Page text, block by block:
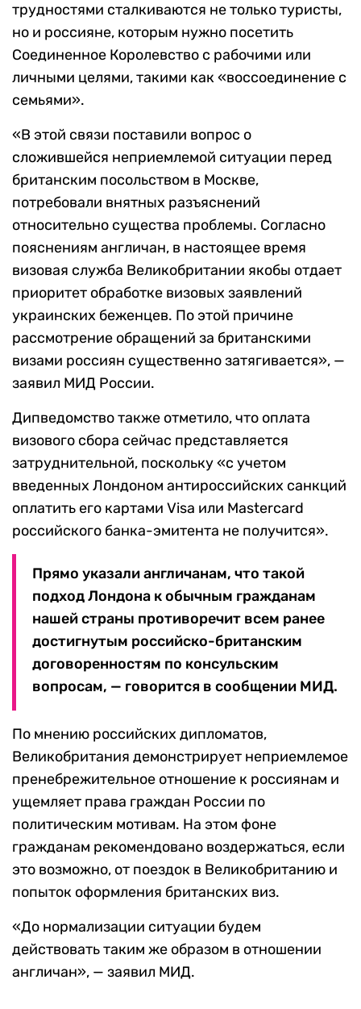
трудностями сталкиваются не только туристы,
но и россияне, которым нужно посетить
Соединенное Королевство с рабочими или
личными целями, такими как «воссоединение с
семьями».
«В этой связи поставили вопрос о
сложившейся неприемлемой ситуации перед
британским посольством в Москве,
потребовали внятных разъяснений
относительно существа проблемы. Согласно
пояснениям англичан, в настоящее время
визовая служба Великобритании якобы отдает
приоритет обработке визовых заявлений
украинских беженцев. По этой причине
рассмотрение обращений за британскими
визами россиян существенно затягивается», —
заявил МИД России.
Дипведомство также отметило, что оплата
визового сбора сейчас представляется
затруднительной, поскольку «с учетом
введенных Лондоном антироссийских санкций
оплатить его картами Visa или Mastercard
российского банка-эмитента не получится».
Прямо указали англичанам, что такой
подход Лондона к обычным гражданам
нашей страны противоречит всем ранее
достигнутым российско-британским
договоренностям по консульским
вопросам, — говорится в сообщении МИД.
По мнению российских дипломатов,
Великобритания демонстрирует неприемлемое
пренебрежительное отношение к россиянам и
ущемляет права граждан России по
политическим мотивам. На этом фоне
гражданам рекомендовано воздержаться, если
это возможно, от поездок в Великобританию и
попыток оформления британских виз.
«До нормализации ситуации будем
действовать таким же образом в отношении
англичан», — заявил МИД.